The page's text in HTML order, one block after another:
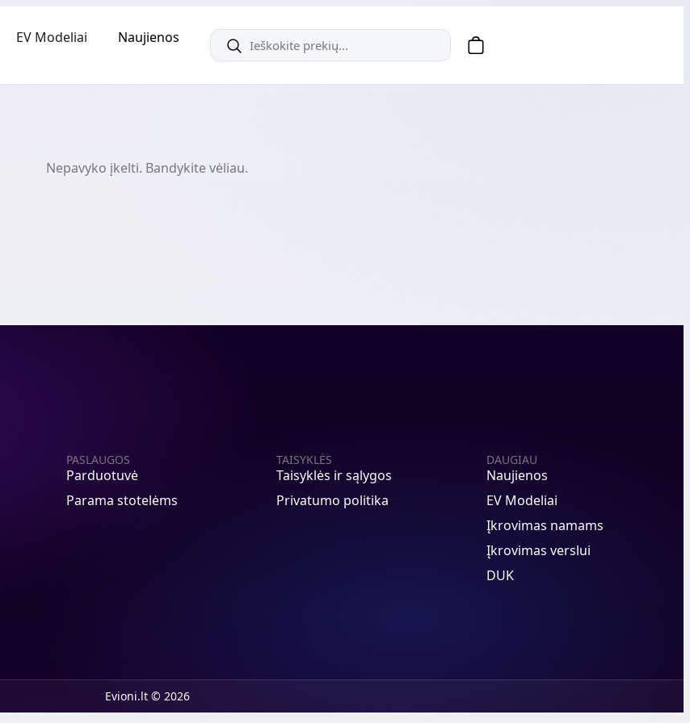
EV Modeliai Naujienos
Nepavyko įkelti. Bandykite vėliau.
PASLAUGOS
Parduotuvė
Parama stotelėms
TAISYKLĖS
Taisyklės ir sąlygos
Privatumo politika
DAUGIAU
Naujienos
EV Modeliai
Įkrovimas namams
Įkrovimas verslui
DUK
Evioni.lt © 2026